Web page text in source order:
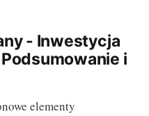
- Inwestycja
i
elementy